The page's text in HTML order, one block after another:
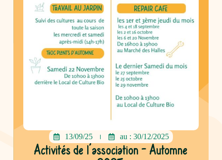
13/09/25 au : 30/12/2025
Activités de l’association – Automne